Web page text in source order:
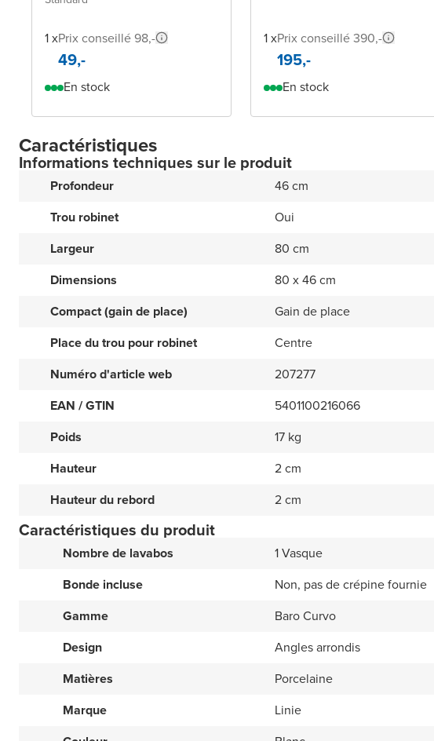
1 xPrix conseillé 98,-
49,-
En stock
1 xPrix conseillé 390,-
195,-
En stock
Caractéristiques
Informations techniques sur le produit
Profondeur
46 cm
Trou robinet
Oui
Largeur
80 cm
Dimensions
80 x 46 cm
Compact (gain de place)
Gain de place
Place du trou pour robinet
Centre
Numéro d'article web
207277
EAN / GTIN
5401100216066
Poids
17 kg
Hauteur
2 cm
Hauteur du rebord
2 cm
Caractéristiques du produit
Nombre de lavabos
1 Vasque
Bonde incluse
Non, pas de crépine fournie
Gamme
Baro Curvo
Design
Angles arrondis
Matières
Porcelaine
Marque
Linie